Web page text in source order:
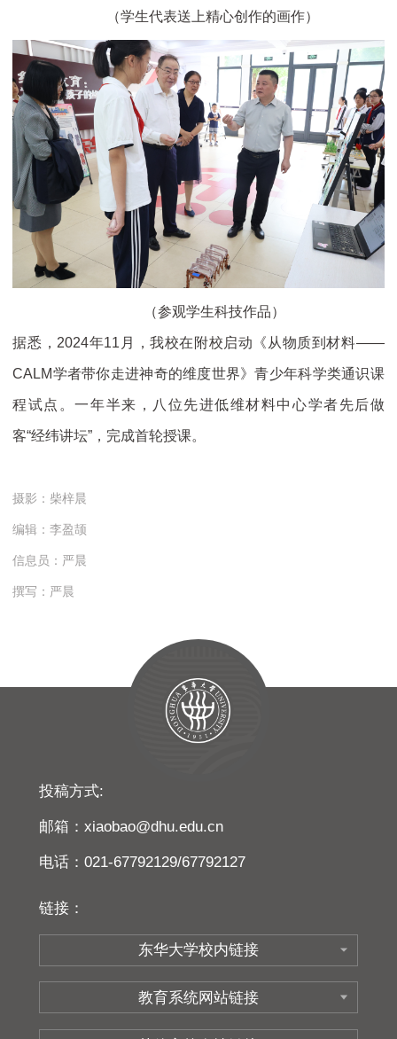
（学生代表送上精心创作的画作）
（参观学生科技作品）
据悉，2024年11月，我校在附校启动《从物质到材料——
CALM学者带你走进神奇的维度世界》青少年科学类通识课
程试点。一年半来，八位先进低维材料中心学者先后做
客“经纬讲坛”，完成首轮授课。
摄影：柴梓晨
编辑：李盈颉
信息员：严晨
撰写：严晨
投稿方式:
邮箱：xiaobao@dhu.edu.cn
电话：021-67792129/67792127
链接：